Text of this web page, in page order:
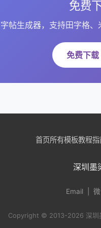
免费
帖生成器，支持田字格
免费下载
首页所有模板教程指
深圳墨
Email | 微
Copyright © 2013-2026 深圳